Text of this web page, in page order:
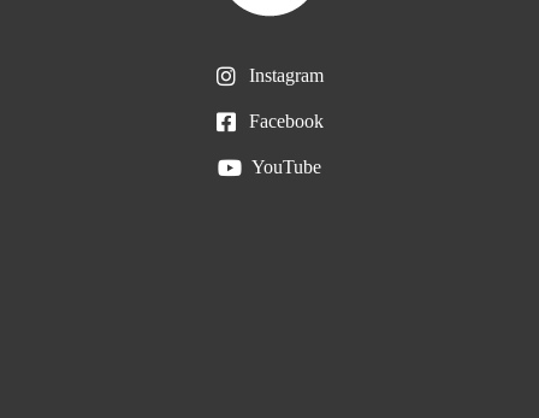
Instagram
Facebook
YouTube